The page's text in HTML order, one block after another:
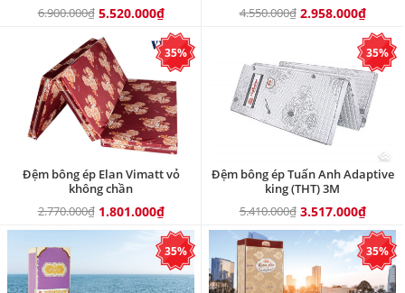
6.900.000₫ 5.520.000₫
4.550.000₫ 2.958.000₫
35%
Đệm bông ép Elan Vimatt vỏ
không chần
2.770.000₫ 1.801.000₫
35%
Đệm bông ép Tuấn Anh Adaptive
king (THT) 3M
5.410.000₫ 3.517.000₫
35% 35%